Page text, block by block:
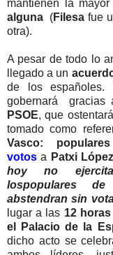
mantienen la mayor
alguna (Filesafue
otra).
A pesar de todo lo
llegado a un
de los españoles.
gobernará
gracias
PSOE, que
tomado como
Vasco:
votosa Patxi López
hoy no
lospopulares
abstendran sin
lugar a las 12
el Palacio de la
dicho acto se